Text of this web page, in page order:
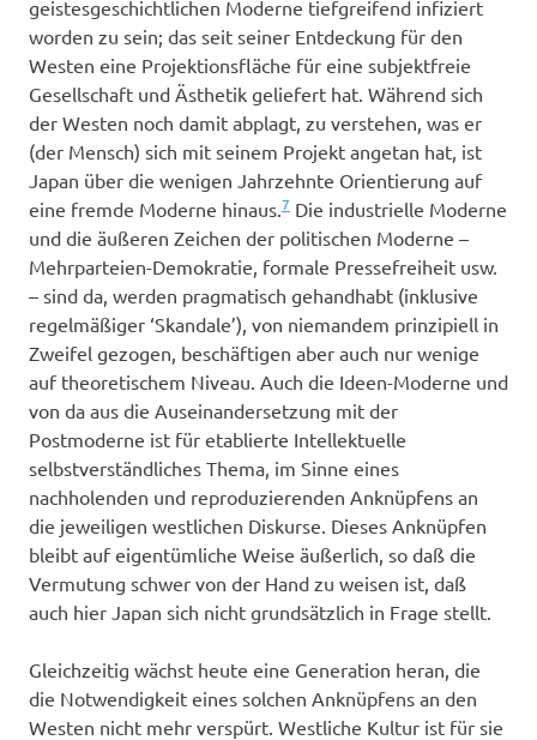
geistesgeschichtlichen Moderne tiefgreifend infiziert
worden zu sein; das seit seiner Entdeckung für den
Westen eine Projektionsfläche für eine subjektfreie
Gesellschaft und Ästhetik geliefert hat. Während sich
der Westen noch damit abplagt, zu verstehen, was er
(der Mensch) sich mit seinem Projekt angetan hat, ist
Japan über die wenigen Jahrzehnte Orientierung auf
eine fremde Moderne hinaus. 7 Die industrielle Moderne
und die äußeren Zeichen der politischen Moderne –
Mehrparteien-Demokratie, formale Pressefreiheit usw.
– sind da, werden pragmatisch gehandhabt (inklusive
regelmäßiger ‘Skandale’), von niemandem prinzipiell in
Zweifel gezogen, beschäftigen aber auch nur wenige
auf theoretischem Niveau. Auch die Ideen-Moderne und
von da aus die Auseinandersetzung mit der
Postmoderne ist für etablierte Intellektuelle
selbstverständliches Thema, im Sinne eines
nachholenden und reproduzierenden Anknüpfens an
die jeweiligen westlichen Diskurse. Dieses Anknüpfen
bleibt auf eigentümliche Weise äußerlich, so daß die
Vermutung schwer von der Hand zu weisen ist, daß
auch hier Japan sich nicht grundsätzlich in Frage stellt.
Gleichzeitig wächst heute eine Generation heran, die
die Notwendigkeit eines solchen Anknüpfens an den
Westen nicht mehr verspürt. Westliche Kultur ist für sie